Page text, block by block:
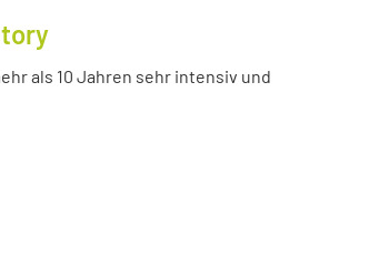
als 10 Jahren sehr intensiv und